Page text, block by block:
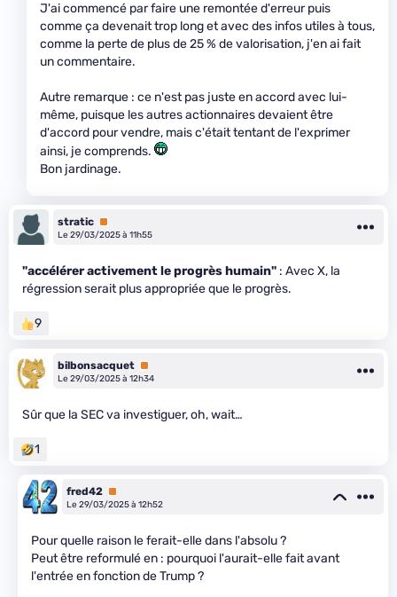
J'ai commencé par faire une remontée d'erreur puis
comme ça devenait trop long et avec des infos utiles à tous,
comme la perte de plus de 25 % de valorisation, j'en ai fait
un commentaire.
Autre remarque : ce n'est pas juste en accord avec lui-
même, puisque les autres actionnaires devaient être
d'accord pour vendre, mais c'était tentant de l'exprimer
ainsi, je comprends.
Bon jardinage.
stratic Premium
Le 29/03/2025 à 11h55
"accélérer activement le progrès humain" : Avec X, la
régression serait plus appropriée que le progrès.
9
bilbonsacquet Premium
Le 29/03/2025 à 12h34
Sûr que la SEC va investiguer, oh, wait…
1
fred42 Premium
Le 29/03/2025 à 12h52
Pour quelle raison le ferait-elle dans l'absolu ?
Peut être reformulé en : pourquoi l'aurait-elle fait avant
l'entrée en fonction de Trump ?